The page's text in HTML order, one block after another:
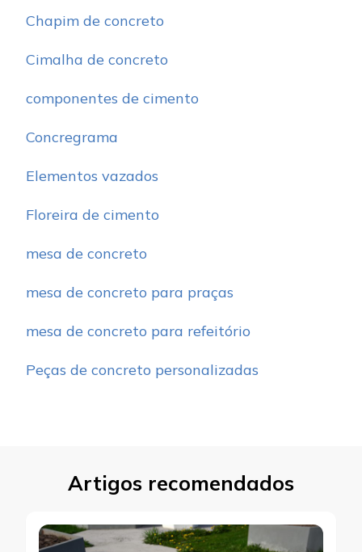
Chapim de concreto
Cimalha de concreto
componentes de cimento
Concregrama
Elementos vazados
Floreira de cimento
mesa de concreto
mesa de concreto para praças
mesa de concreto para refeitório
Peças de concreto personalizadas
Artigos recomendados